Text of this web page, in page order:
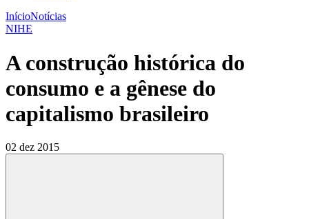
InícioNotícias
NIHE
A construção histórica do
consumo e a gênese do
capitalismo brasileiro
02 dez 2015